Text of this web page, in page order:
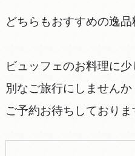
どちらもおすすめの逸品
ビュッフェのお料理に
別なご旅行にしませんか
ご予約お待ちしておりま